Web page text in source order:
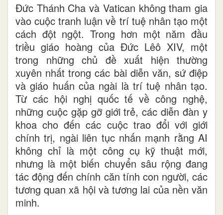
Đức Thánh Cha và Vatican không tham gia
vào cuộc tranh luận về trí tuệ nhân tạo một
cách đột ngột. Trong hơn một năm đầu
triều giáo hoàng của Đức Lêô XIV, một
trong những chủ đề xuất hiện thường
xuyên nhất trong các bài diễn văn, sứ điệp
và giáo huấn của ngài là trí tuệ nhân tạo.
Từ các hội nghị quốc tế về công nghệ,
những cuộc gặp gỡ giới trẻ, các diễn đàn y
khoa cho đến các cuộc trao đổi với giới
chính trị, ngài liên tục nhấn mạnh rằng AI
không chỉ là một công cụ kỹ thuật mới,
nhưng là một biến chuyển sâu rộng đang
tác động đến chính căn tính con người, các
tương quan xã hội và tương lai của nền văn
minh.